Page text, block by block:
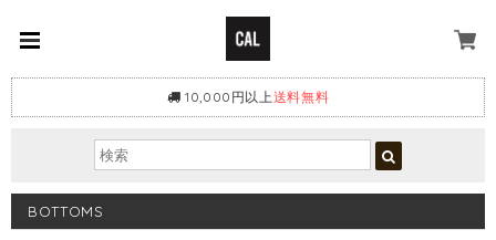
10,000円以上送料無料
BOTTOMS